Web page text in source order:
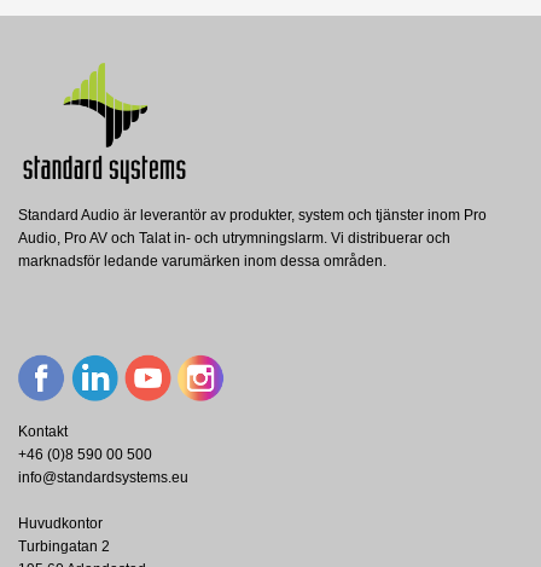
Standard Audio är leverantör av produkter, system och tjänster inom Pro
Audio, Pro AV och Talat in- och utrymningslarm. Vi distribuerar och
marknadsför ledande varumärken inom dessa områden.
Kontakt
+46 (0)8 590 00 500
info@standardsystems.eu
Huvudkontor
Turbingatan 2